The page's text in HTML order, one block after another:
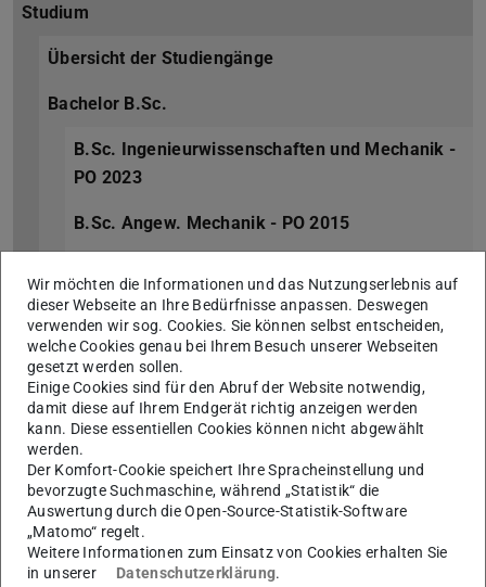
Studium
Übersicht der Studiengänge
Bachelor B.Sc.
B.Sc. Ingenieurwissenschaften und Mechanik -
PO 2023
B.Sc. Angew. Mechanik - PO 2015
B.Sc. Angew. Mechanik - PO 2001
Master M.Sc.
M.Sc. Mechanics - PO 2023
M.Sc. Mechanik - PO 2015
M.Sc. Mechanik - PO 2009 und PO 2011
Teilzeitstudium
Wir möchten die Informationen und das Nutzungserlebnis auf
dieser Webseite an Ihre Bedürfnisse anpassen. Deswegen
verwenden wir sog. Cookies. Sie können selbst entscheiden,
welche Cookies genau bei Ihrem Besuch unserer Webseiten
gesetzt werden sollen.
Einige Cookies sind für den Abruf der Website notwendig,
damit diese auf Ihrem Endgerät richtig anzeigen werden
kann. Diese essentiellen Cookies können nicht abgewählt
werden.
Der Komfort-Cookie speichert Ihre Spracheinstellung und
bevorzugte Suchmaschine, während „Statistik“ die
Auswertung durch die Open-Source-Statistik-Software
„Matomo“ regelt.
Weitere Informationen zum Einsatz von Cookies erhalten Sie
in unserer
Datenschutzerklärung.